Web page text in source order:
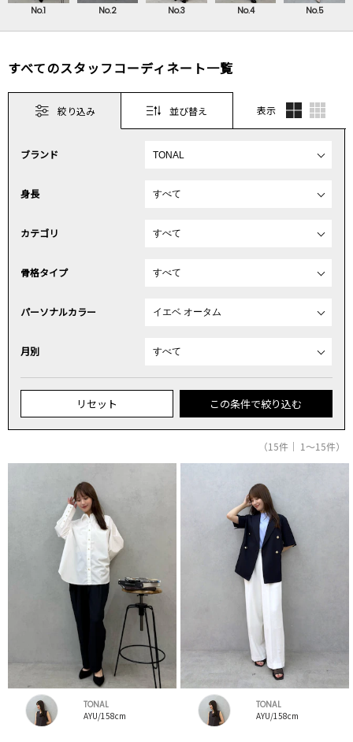
No.1 No.2 No.3 No.4 No.5
すべてのスタッフコーディネート一覧
絞り込み 並び替え 表示
ブランド
身長
カテゴリ
骨格タイプ
パーソナルカラー
月別
リセット この条件で絞り込む
（15件｜ 1～15件）
TONAL
AYU/158cm
TONAL
AYU/158cm